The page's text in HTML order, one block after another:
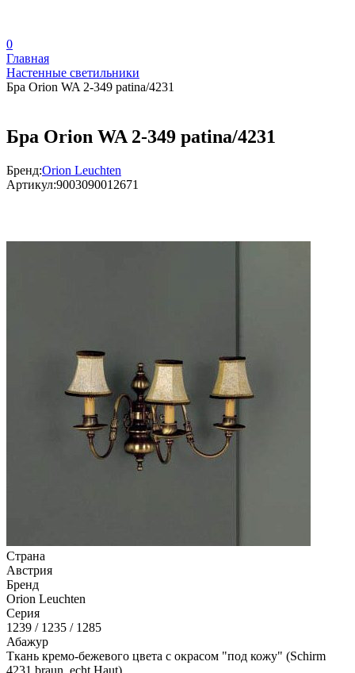
0
Главная
Настенные светильники
Бра Orion WA 2-349 patina/4231
Бра Orion WA 2-349 patina/4231
Бренд:Orion Leuchten
Артикул:9003090012671
Страна
Австрия
Бренд
Orion Leuchten
Серия
1239 / 1235 / 1285
Абажур
Ткань кремо-бежевого цвета с окрасом "под кожу" (Schirm
4231 braun, echt Haut)